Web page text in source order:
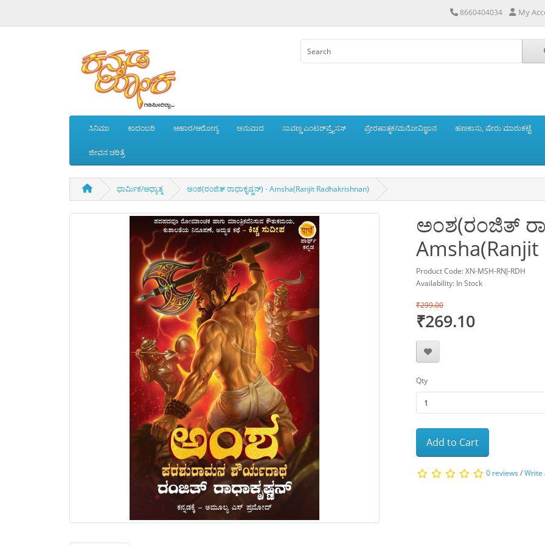
8660404034 My
ಸಿನಿಮಾ ಕಾದಂಬರಿ ಆಹಾರ/ಆರೋಗ್ಯ ಅನುವಾದ ಸಾವಣ್ಣ ಎಂಟರ್‌ಪ್ರೈಸಸ್ ಪ್ರೇರಣಾತ್ಮಕ/ಮನೋವಿಜ್ಞಾನ ಹಣಕಾಸು, ಷೇರು ಮಾರುಕಟ್ಟೆ
ಜೀವನ ಚರಿತ್ರೆ
ಧಾರ್ಮಿಕ/ಆಧ್ಯಾತ್ಮ ಅಂಶ(ರಂಜಿತ್ ರಾಧಾಕೃಷ್ಣನ್) - Amsha(Ranjit Radhakrishnan)
ಅಂಶ(ರಂಜಿತ್
Product Code: XN-MSH-RNJ-RDH
Availability: In Stock
₹299.00
₹269.10
Qty
Add to Cart
0 reviews/Write